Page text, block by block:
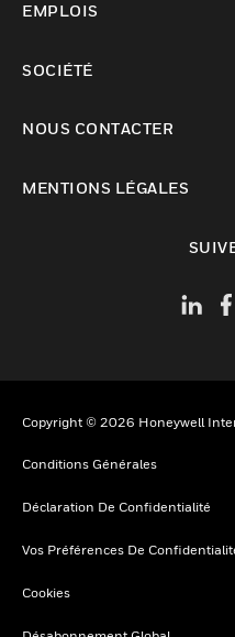
EMPLOIS
SOCIÉTÉ
NOUS CONTACTER
MENTIONS LÉGALES
Copyright © 2026 Honeywell
Conditions Générales
Déclaration De Confidentialité
Vos Préférences De
Cookies